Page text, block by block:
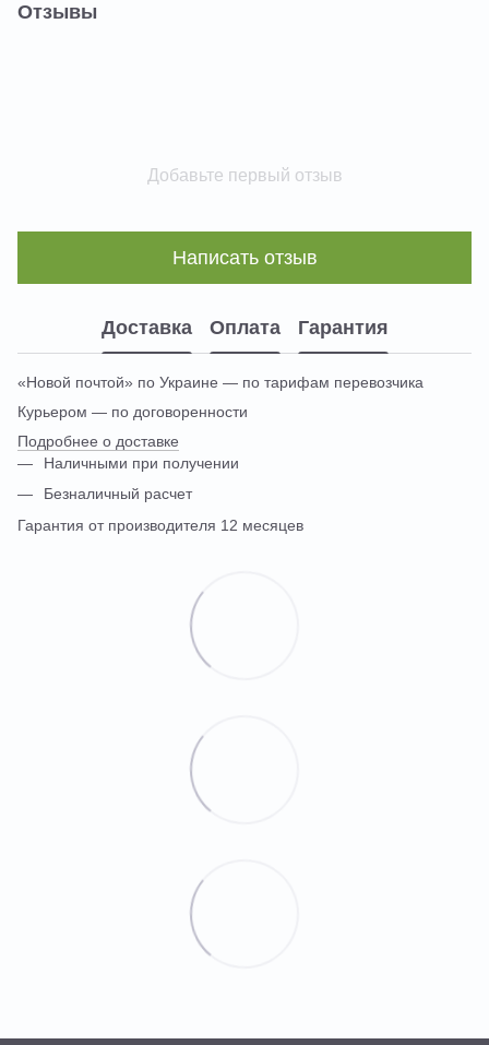
Отзывы
Добавьте первый отзыв
Написать отзыв
Доставка Оплата Гарантия
«Новой почтой» по Украине — по тарифам перевозчика
Курьером — по договоренности
Подробнее о доставке
Наличными при получении
Безналичный расчет
Гарантия от производителя 12 месяцев